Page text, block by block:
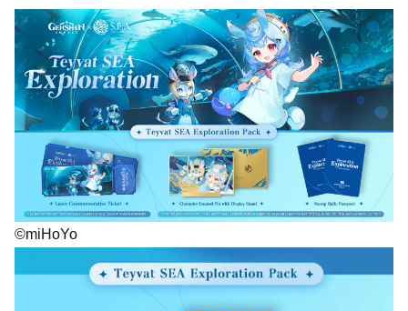
©miHoYo